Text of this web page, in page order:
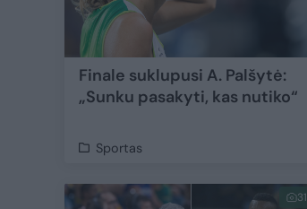
Finale suklupusi A. Palšytė:
„Sunku pasakyti, kas nutiko“
Sportas
31